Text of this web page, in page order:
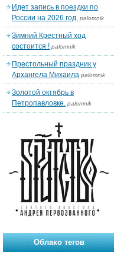
Идет запись в поездки по
России на 2026 год. palomnik
Зимний Крестный ход
состоится ! palomnik
Престольный праздник у
Архангела Михаила palomnik
Золотой октябрь в
Петропавловке. palomnik
Облако тегов